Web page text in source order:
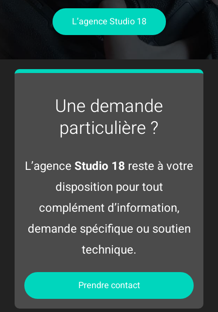
L’agence Studio 18
Une demande
particulière ?
L’agence Studio 18 reste à votre
disposition pour tout
complément d’information,
demande spécifique ou soutien
technique.
Prendre contact